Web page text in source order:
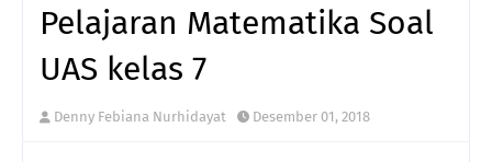
Pelajaran Matematika Soal
UAS kelas 7
Denny Febiana Nurhidayat Desember 01, 2018